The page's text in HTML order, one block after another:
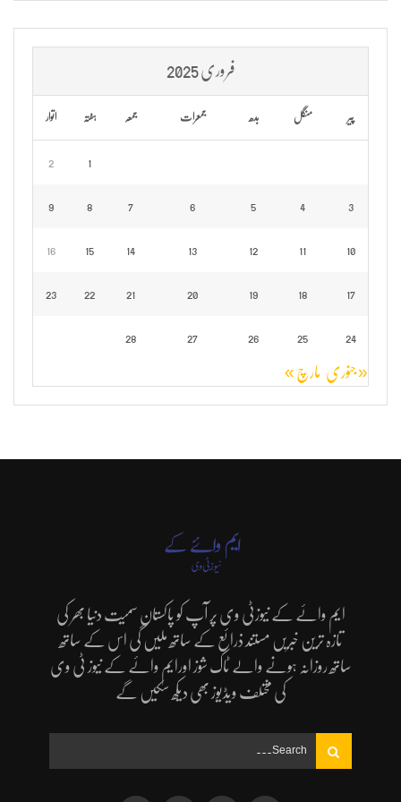
فروری 2025
پیر منگل بدھ جمعرات جمعہ ہفتہ اتوار
1
2
3
4
5
6
7
8
9
10
11
12
13
14
15
16
17
18
19
20
21
22
23
24
25
26
27
28
« جنوری مارچ »
ایم وائے کے نیوزٹی وی پر آپ کو پاکستان سمیت دنیا بھر کی
تازہ ترین خبریں مستند ذرائع کے ساتھ ملیں گی اس کے ساتھ
ساتھ روزانہ ہونے والے ٹاک شوز اورایم وائے کے نیوز ٹی وی
کی مختلف ویڈیوز بھی دیکھ سکیں گے